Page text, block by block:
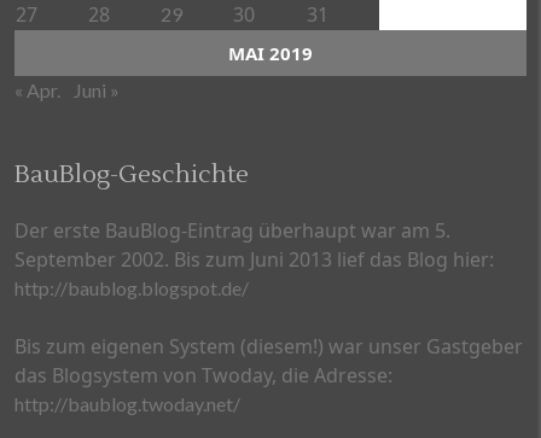
MAI 2019
27
28 29 30 31
« Apr. Juni »
BauBlog-Geschichte
Der erste BauBlog-Eintrag überhaupt war am 5.
September 2002. Bis zum Juni 2013 lief das Blog hier:
http://baublog.blogspot.de/
Bis zum eigenen System (diesem!) war unser Gastgeber
das Blogsystem von Twoday, die Adresse:
http://baublog.twoday.net/